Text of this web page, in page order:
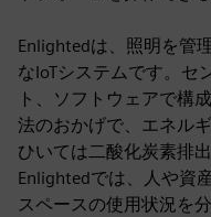
Enlightedは、照明を管
なIoTシステムです。セ
ト、ソフトウェアで構
法のおかげで、エネル
ひいては二酸化炭素排
Enlightedでは、人や資
スペースの使用状況を